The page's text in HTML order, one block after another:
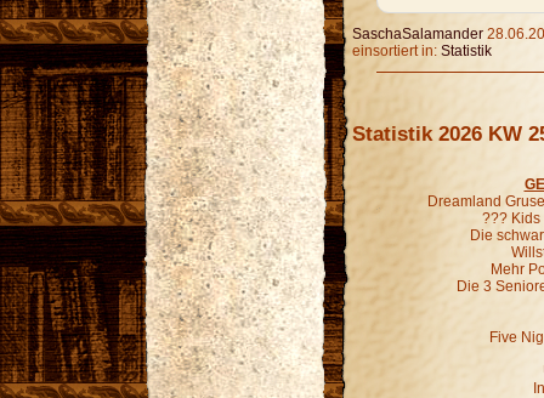
SaschaSalamander
einsortiert in: Statistik
Statistik 2026 KW
Dreamland
??? Kids
Die
Mehr
Die 3
Five